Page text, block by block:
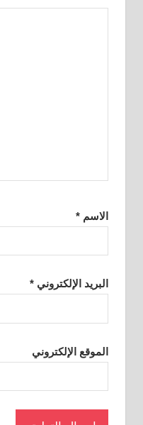
الاسم*
البريد الإلكتروني*
الموقع الإلكتروني